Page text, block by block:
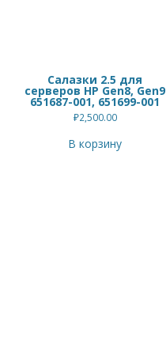
Cалазки 2.5 для
серверов HP Gen8, Gen9
651687-001, 651699-001
₽2,500.00
В корзину